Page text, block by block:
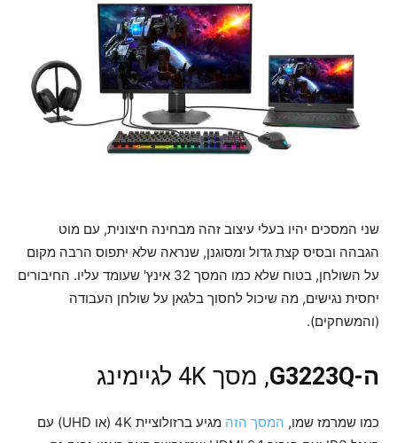
שני המסכים יהיו בעלי עיצוב זהה מבחינה חיצונית, עם מוט
הגבהה ובסיס קצת גדול ומסוגנן, שנראה שלא יתפוס הרבה מקום
על השולחן, בטוח שלא כמו המסך 32 אינץ' שעומד עליו. החיבורים
יחסית נגישים, מה שיכול לחסוך בלגאן על שולחן העבודה
(והמשחקים).
ה-G3223Q , מסך 4K לגיימינג
כמו שמרמז שמו, המסך הזה
מגיע ברזולוציית 4K (או UHD) עם